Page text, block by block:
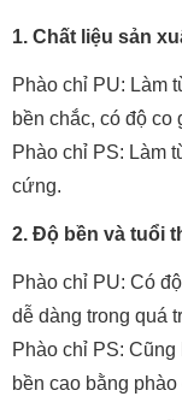
1. Chất liệu sản
Phào chỉ PU: Làm
bền chắc, có độ co
Phào chỉ PS: Làm
cứng.
2. Độ bền và tuổi
Phào chỉ PU: Có
dễ dàng trong quá
Phào chỉ PS:
bền cao bằng phào